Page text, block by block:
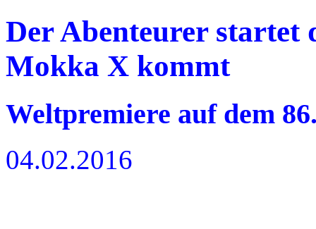
Der Abenteurer startet
Mokka X kommt
Weltpremiere auf dem
04.02.2016